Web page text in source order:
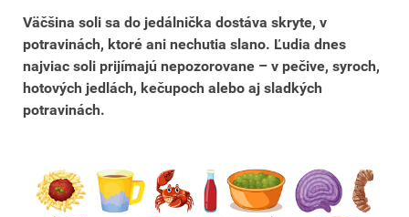
Väčšina soli sa do jedálnička dostáva skryte, v
potravinách, ktoré ani nechutia slano. Ľudia dnes
najviac soli prijímajú nepozorovane – v pečive, syroch,
hotových jedlách, kečupoch alebo aj sladkých
potravinách.